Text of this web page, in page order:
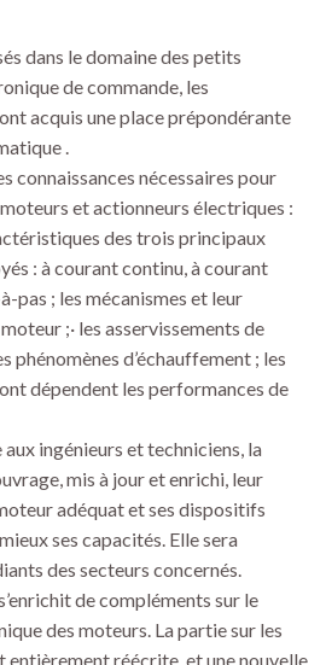
dans le domaine des petits
de commande, les
acquis une place prépondérante
.
connaissances nécessaires pour
et actionneurs électriques :
des trois principaux
: à courant continu, à courant
pas ; les mécanismes et leur
;· les asservissements de
phénomènes d’échauffement ; les
dépendent les performances de
ingénieurs et techniciens, la
mis à jour et enrichi, leur
adéquat et ses dispositifs
ses capacités. Elle sera
des secteurs concernés.
de compléments sur le
des moteurs. La partie sur les
entièrement réécrite, et une nouvelle